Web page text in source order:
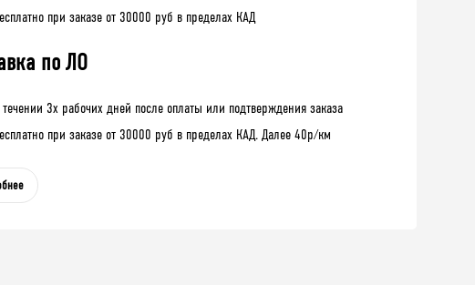
при заказе от 30000 руб в пределах КАД
по ЛО
3х рабочих дней после оплаты или подтверждения заказа
при заказе от 30000 руб в пределах КАД. Далее 40р/км